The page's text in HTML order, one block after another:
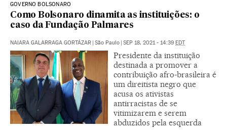
GOVERNO BOLSONARO
Como Bolsonaro dinamita as instituições: o
caso da Fundação Palmares
NAIARA GALARRAGA GORTÁZAR | São Paulo | SEP 18, 2021 - 14:39 EDT
Presidente da instituição
destinada a promover a
contribuição afro-brasileira é
um direitista negro que
acusa os ativistas
antirracistas de se
vitimizarem e serem
abduzidos pela esquerda